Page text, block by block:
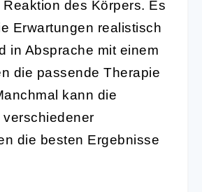
des Körpers. Es
Erwartungen realistisch
in Absprache mit einem
die passende Therapie
kann die
die besten Ergebnisse